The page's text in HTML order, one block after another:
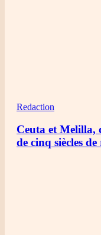
Redaction
Ceuta et Melilla,
de cinq siècles